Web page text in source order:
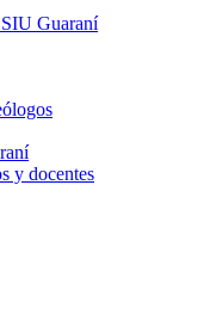
Guaraní
y docentes